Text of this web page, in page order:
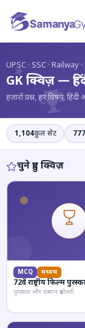
UPSC · SSC · Railway
GK क्विज़ —
हज़ारों प्रश्न, हर विषय,
1,104कुल सेट 777
चुने हुए क्विज़
MCQ मध्यम
72वें राष्ट्रीय फिल्म
पुरस्कार और सम्मान प्रश्नोत्तरी